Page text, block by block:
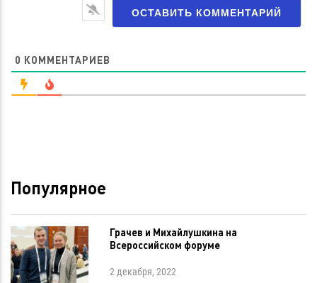
0 КОММЕНТАРИЕВ
Популярное
Грачев и Михайлушкина на
Всероссийском форуме
2 декабря, 2022